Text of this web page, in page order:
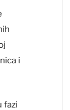
i
fazi